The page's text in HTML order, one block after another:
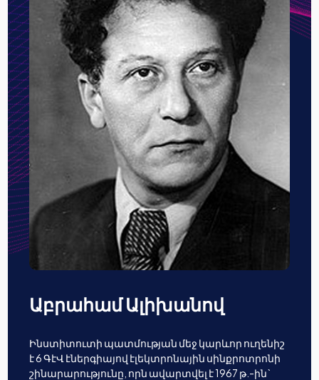
Աբրահամ Ալիխանով
Ինստիտուտի պատմության մեջ կարևոր ուղենիշ
է 6 ԳէՎ էներգիայով էլեկտրոնային սինքրոտրոնի
շինարարությունը, որն ավարտվել է 1967 թ.-ին`